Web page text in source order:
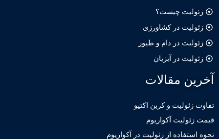
چیست؟
در کشاورزی
در دام و طیور
در آبزیان
مقالات
و کربن اکتیو
آکواریوم
از زئولیت در آکواریوم